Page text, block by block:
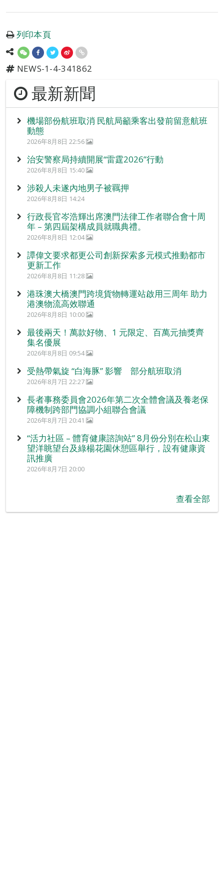
列印本頁
NEWS-1-4-341862
最新新聞
機場部份航班取消 民航局籲乘客出發前留意航班
動態
2026年8月8日 22:56
治安警察局持續開展“雷霆2026”行動
2026年8月8日 15:40
涉殺人未遂內地男子被羈押
2026年8月8日 14:24
行政長官岑浩輝出席澳門法律工作者聯合會十周
年 – 第四屆架構成員就職典禮。
2026年8月8日 12:04
譚偉文要求都更公司創新探索多元模式推動都市
更新工作
2026年8月8日 11:28
港珠澳大橋澳門跨境貨物轉運站啟用三周年 助力
港澳物流高效聯通
2026年8月8日 10:00
最後兩天！萬款好物、1 元限定、百萬元抽獎齊
集名優展
2026年8月8日 09:54
受熱帶氣旋 “白海豚” 影響 部分航班取消
2026年8月7日 22:27
長者事務委員會2026年第二次全體會議及養老保
障機制跨部門協調小組聯合會議
2026年8月7日 20:41
“活力社區 – 體育健康諮詢站” 8月份分別在松山東
望洋眺望台及綠楊花園休憩區舉行，設有健康資
訊推廣
2026年8月7日 20:00
查看全部